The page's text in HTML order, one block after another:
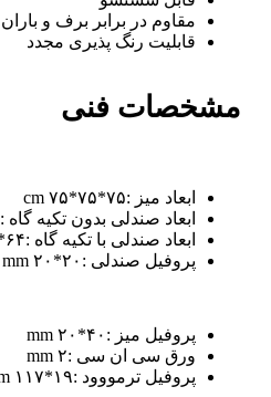
مقاوم در برابر برف و باران
قابلیت رنگ پذیری مجدد
مشخصات فنی
ابعاد میز :۷۵*۷۵*۷۵ cm
ابعاد صندلی بدون تکیه گاه :۴۷*۴۰*۳۸ cm
ابعاد صندلی با تکیه گاه :۶۴*۴۰*۴۳ cm
پروفیل صندلی :۲۰*۲۰ mm
پروفیل میز :۴۰*۲۰ mm
ورق سی ان سی :۲ mm
پروفیل ترمووود :۱۹*۱۱۷ mm